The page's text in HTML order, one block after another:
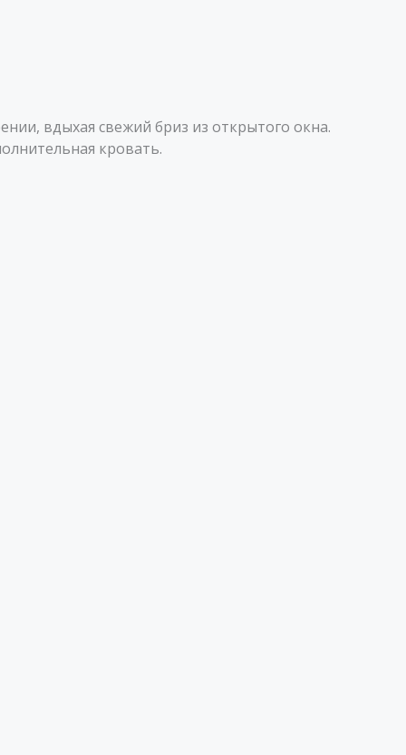
вдыхая свежий бриз из открытого окна.
кровать.